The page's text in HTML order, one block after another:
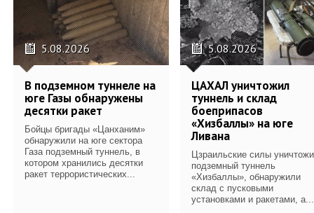
5.08.2026
В подземном туннеле на
юге Газы обнаружены
десятки ракет
Бойцы бригады «Цанханим»
обнаружили на юге сектора
Газа подземный туннель, в
котором хранились десятки
ракет террористических...
5.08.2026
ЦАХАЛ уничтожил
туннель и склад
боеприпасов
«Хизбаллы» на юге
Ливана
Цзраильские силы
подземный туннель
«Хизбаллы», обнаружили
склад с пусковыми
установками и ракетами, а...